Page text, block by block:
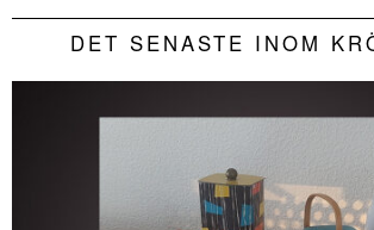
DET SENASTE INOM